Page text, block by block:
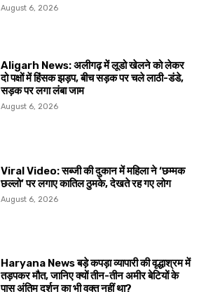
August 6, 2026
Aligarh News: अलीगढ़ में लूडो खेलने को लेकर
दो पक्षों में हिंसक झड़प, बीच सड़क पर चले लाठी-डंडे,
सड़क पर लगा लंबा जाम
August 6, 2026
Viral Video: सब्जी की दुकान में महिला ने ‘छम्मक
छल्लो’ पर लगाए कातिल ठुमके, देखते रह गए लोग
August 6, 2026
Haryana News बड़े कपड़ा व्यापारी की वृद्धाश्रम में
तड़पकर मौत, जानिए क्यों तीन-तीन अमीर बेटियों के
पास अंतिम दर्शन का भी वक्त नहीं था?